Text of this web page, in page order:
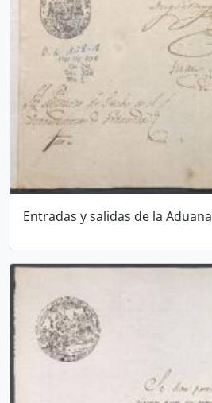
Entradas y salidas de la Aduana